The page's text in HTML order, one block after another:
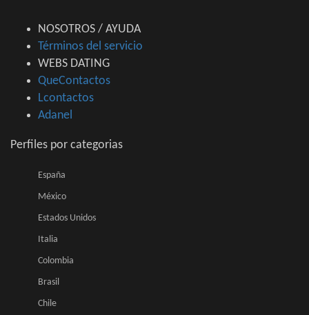
NOSOTROS / AYUDA
Términos del servicio
WEBS DATING
QueContactos
Lcontactos
Adanel
Perfiles por categorias
España
México
Estados Unidos
Italia
Colombia
Brasil
Chile